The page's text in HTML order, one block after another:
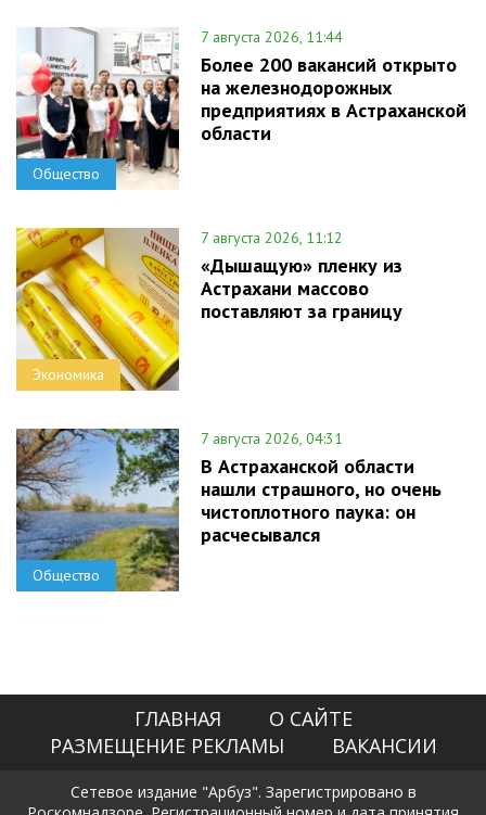
Общество
7 августа 2026, 11:44
Более 200 вакансий открыто
на железнодорожных
предприятиях в Астраханской
области
Экономика
7 августа 2026, 11:12
«Дышащую» пленку из
Астрахани массово
поставляют за границу
Общество
7 августа 2026, 04:31
В Астраханской области
нашли страшного, но очень
чистоплотного паука: он
расчесывался
ГЛАВНАЯ
О САЙТЕ
РАЗМЕЩЕНИЕ РЕКЛАМЫ
ВАКАНСИИ
Сетевое издание "Арбуз". Зарегистрировано в